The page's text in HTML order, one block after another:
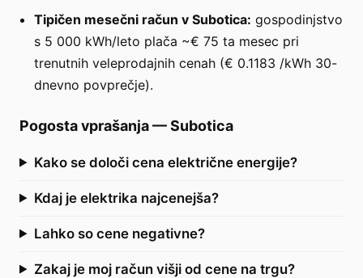
Tipičen mesečni račun v Subotica: gospodinjstvo
s 5 000 kWh/leto plača ~€ 75 ta mesec pri
trenutnih veleprodajnih cenah (€ 0.1183 /kWh 30-
dnevno povprečje).
Pogosta vprašanja—Subotica
Kako se določi cena električne energije?
Kdaj je elektrika najcenejša?
Lahko so cene negativne?
Zakaj je moj račun višji od cene na trgu?